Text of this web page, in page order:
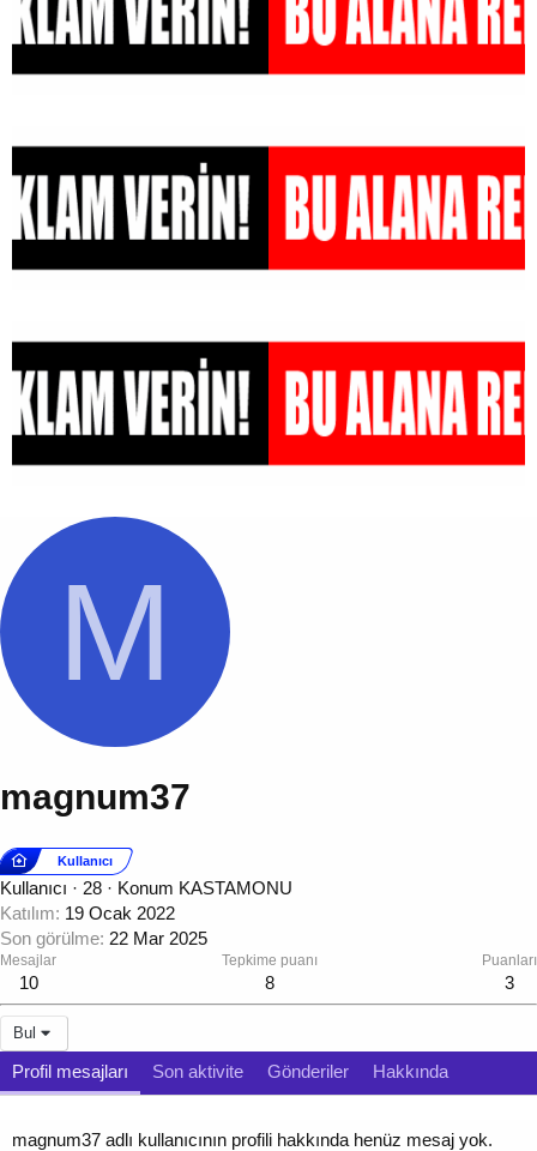
M
magnum37
Kullanıcı
Kullanıcı · 28 · Konum KASTAMONU
Katılım 19 Ocak 2022
Son görülme 22 Mar 2025
Mesajlar
10
Tepkime puanı
8
Puanları
3
Bul
Profil mesajları Son aktivite Gönderiler Hakkında
magnum37 adlı kullanıcının profili hakkında henüz mesaj yok.